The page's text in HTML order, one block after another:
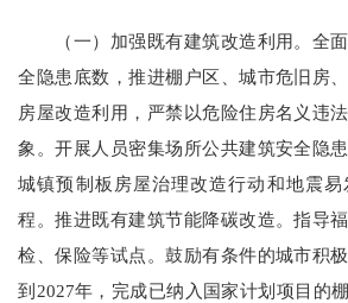
（一）加强既有建筑改造利用。全面
全隐患底数，推进棚户区、城市危旧房
房屋改造利用，严禁以危险住房名义违
象。开展人员密集场所公共建筑安全隐
城镇预制板房屋治理改造行动和地震
程。推进既有建筑节能降碳改造。指导
检、保险等试点。鼓励有条件的城市积
到2027年，完成已纳入国家计划项目的